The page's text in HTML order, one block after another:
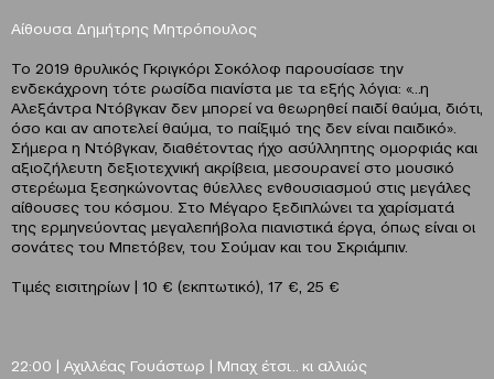
Αίθουσα Δημήτρης Μητρόπουλος
Το 2019 θρυλικός Γκριγκόρι Σοκόλοφ παρουσίασε την
ενδεκάχρονη τότε ρωσίδα πιανίστα με τα εξής λόγια: «…η
Αλεξάντρα Ντόβγκαν δεν μπορεί να θεωρηθεί παιδί θαύμα, διότι,
όσο και αν αποτελεί θαύμα, το παίξιμό της δεν είναι παιδικό».
Σήμερα η Ντόβγκαν, διαθέτοντας ήχο ασύλληπτης ομορφιάς και
αξιοζήλευτη δεξιοτεχνική ακρίβεια, μεσουρανεί στο μουσικό
στερέωμα ξεσηκώνοντας θύελλες ενθουσιασμού στις μεγάλες
αίθουσες του κόσμου. Στο Mέγαρο ξεδιπλώνει τα χαρίσματά
της ερμηνεύοντας μεγαλεπήβολα πιανιστικά έργα, όπως είναι οι
σονάτες του Μπετόβεν, του Σούμαν και του Σκριάμπιν.
Τιμές εισιτηρίων | 10 € (εκπτωτικό), 17 €, 25 €
22:00 | Αχιλλέας Γουάστωρ | Μπαχ έτσι… κι αλλιώς